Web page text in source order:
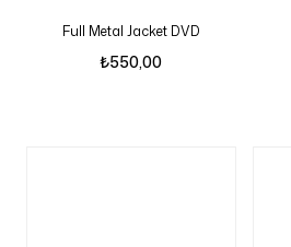
Full Metal Jacket DVD
₺550,00